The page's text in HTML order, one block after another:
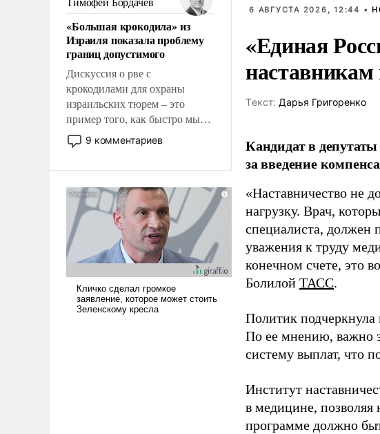
Еревану за свои поступки не
нужно отвечать.
«Большая крокодила» из
Израиля показала проблему
границ допустимого
Дискуссия о рве с
крокодилами для охраны
израильских тюрем – это
пример того, как быстро мы
двигаемся по пути
революционных изменений.
псевдонаучной фантастики,
стало всерьез обсуждаемой
идеей.
9 комментариев
6 АВГУСТА 2026, 12:44 •
«Единая
наставникам
Tекст: Дарья Григоренко
Кандидат в
за введение
«Наставничество не
нагрузку. Врач,
специалиста, должен
уважения к труду
конечном счете, это
Болилой ТАСС.
Политик подчеркнула
По ее мнению, важно
систему выплат, что
Институт
в медицине, позволяя
программе должно